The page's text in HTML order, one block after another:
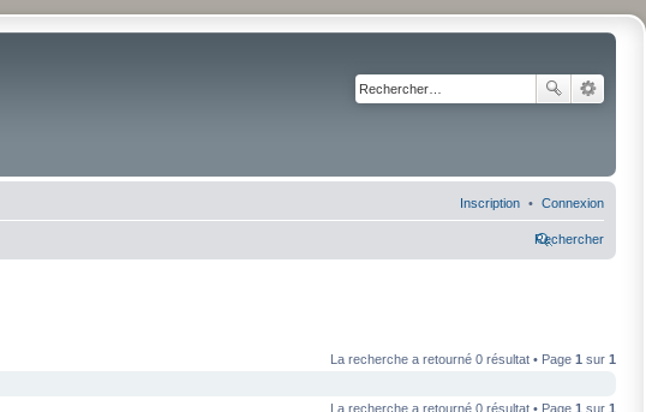
Connexion
Inscription
Rechercher
La recherche a retourné 0 résultat • Page 1 sur 1
La recherche a retourné 0 résultat • Page 1 sur 1